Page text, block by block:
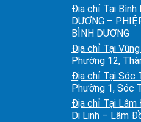
Địa chỉ Tại Bình
DƯƠNG –
BÌNH DƯƠNG
Địa chỉ Tại
Phường 12,
Địa chỉ Tại Sóc
Phường 1, Sóc
Địa chỉ Tại Lâm
Di Linh – Lâm